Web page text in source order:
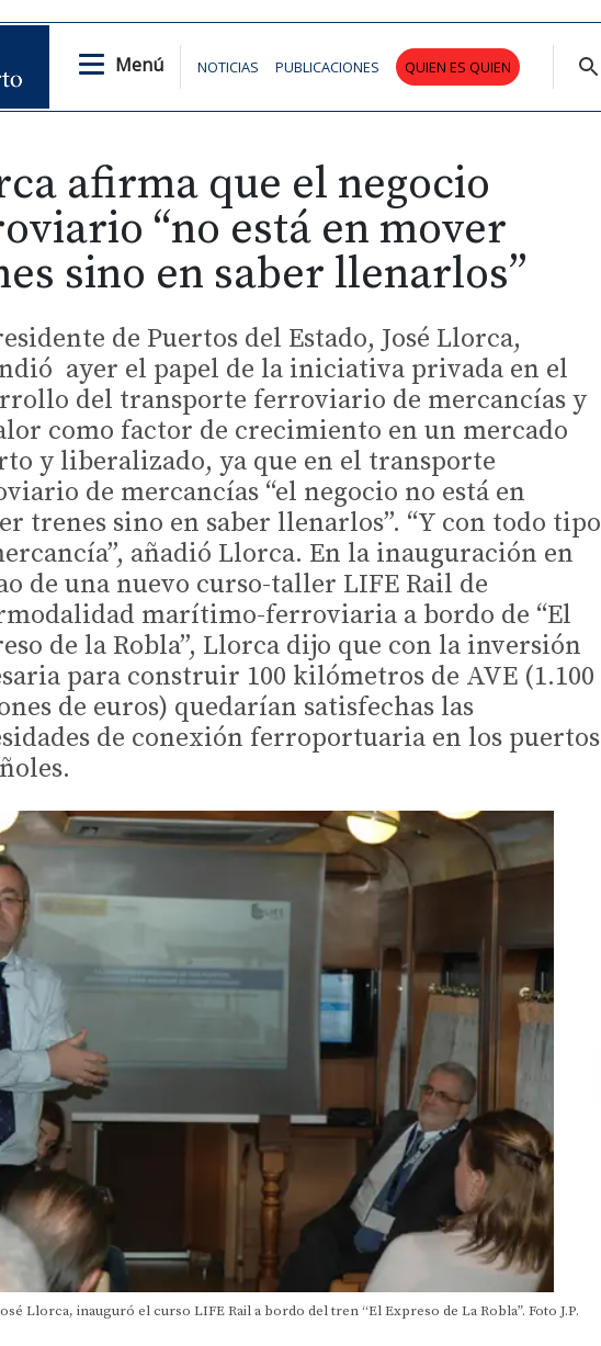
Menú NOTICIAS PUBLICACIONES QUIEN ES QUIEN
afirma que el negocio
“no está en mover
sino en saber llenarlos”
de Puertos del Estado, José Llorca,
ayer el papel de la iniciativa privada en el
del transporte ferroviario de mercancías y
como factor de crecimiento en un mercado
y liberalizado, ya que en el transporte
de mercancías “el negocio no está en
trenes sino en saber llenarlos”. “Y con todo tipo
añadió Llorca. En la inauguración en
de una nuevo curso-taller LIFE Rail de
marítimo-ferroviaria a bordo de “El
de la Robla”, Llorca dijo que con la inversión
para construir 100 kilómetros de AVE (1.100
de euros) quedarían satisfechas las
de conexión ferroportuaria en los puertos
Llorca, inauguró el curso LIFE Rail a bordo del tren “El Expreso de La Robla”. Foto J.P.